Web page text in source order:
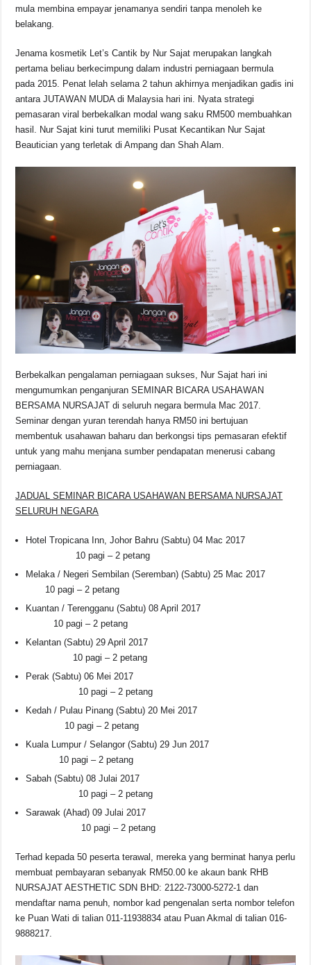
mula membina empayar jenamanya sendiri tanpa menoleh ke
belakang.
Jenama kosmetik Let’s Cantik by Nur Sajat merupakan langkah
pertama beliau berkecimpung dalam industri perniagaan bermula
pada 2015. Penat lelah selama 2 tahun akhirnya menjadikan gadis ini
antara JUTAWAN MUDA di Malaysia hari ini. Nyata strategi
pemasaran viral berbekalkan modal wang saku RM500 membuahkan
hasil. Nur Sajat kini turut memiliki Pusat Kecantikan Nur Sajat
Beautician yang terletak di Ampang dan Shah Alam.
Berbekalkan pengalaman perniagaan sukses, Nur Sajat hari ini
mengumumkan penganjuran SEMINAR BICARA USAHAWAN
BERSAMA NURSAJAT di seluruh negara bermula Mac 2017.
Seminar dengan yuran terendah hanya RM50 ini bertujuan
membentuk usahawan baharu dan berkongsi tips pemasaran efektif
untuk yang mahu menjana sumber pendapatan menerusi cabang
perniagaan.
JADUAL SEMINAR BICARA USAHAWAN BERSAMA NURSAJAT
SELURUH NEGARA
Hotel Tropicana Inn, Johor Bahru (Sabtu) 04 Mac 2017
10 pagi – 2 petang
Melaka / Negeri Sembilan (Seremban) (Sabtu) 25 Mac 2017
10 pagi – 2 petang
Kuantan / Terengganu (Sabtu) 08 April 2017
10 pagi – 2 petang
Kelantan (Sabtu) 29 April 2017
10 pagi – 2 petang
Perak (Sabtu) 06 Mei 2017
10 pagi – 2 petang
Kedah / Pulau Pinang (Sabtu) 20 Mei 2017
10 pagi – 2 petang
Kuala Lumpur / Selangor (Sabtu) 29 Jun 2017
10 pagi – 2 petang
Sabah (Sabtu) 08 Julai 2017
10 pagi – 2 petang
Sarawak (Ahad) 09 Julai 2017
10 pagi – 2 petang
Terhad kepada 50 peserta terawal, mereka yang berminat hanya perlu
membuat pembayaran sebanyak RM50.00 ke akaun bank RHB
NURSAJAT AESTHETIC SDN BHD: 2122-73000-5272-1 dan
mendaftar nama penuh, nombor kad pengenalan serta nombor telefon
ke Puan Wati di talian 011-11938834 atau Puan Akmal di talian 016-
9888217.